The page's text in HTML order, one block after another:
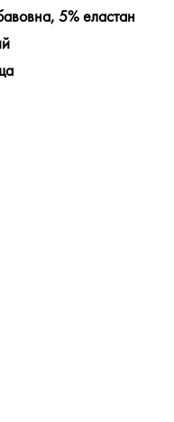
5% еластан